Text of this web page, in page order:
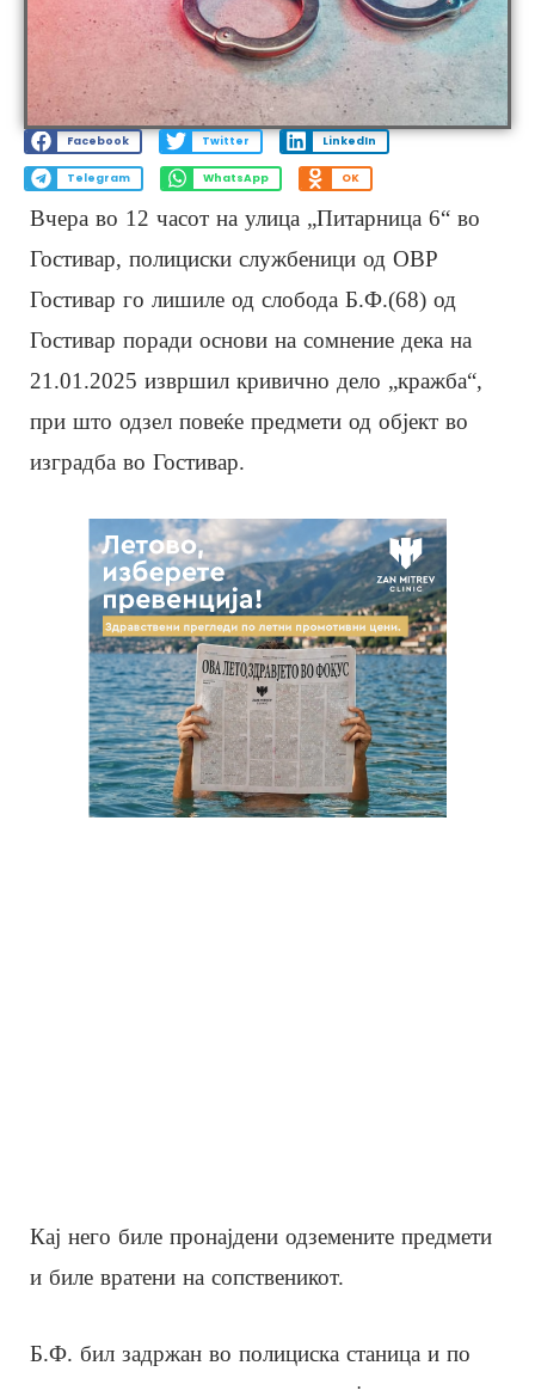
Facebook Twitter LinkedIn
Telegram WhatsApp OK
Вчера во 12 часот на улица „Питарница 6“ во
Гостивар, полициски службеници од ОВР
Гостивар го лишиле од слобода Б.Ф.(68) од
Гостивар поради основи на сомнение дека на
21.01.2025 извршил кривично дело „кражба“,
при што одзел повеќе предмети од објект во
изградба во Гостивар.
Кај него биле пронајдени одземените предмети
и биле вратени на сопственикот.
Б.Ф. бил задржан во полициска станица и по